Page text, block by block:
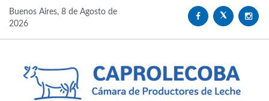
Buenos Aires, 8 de Agosto de
2026